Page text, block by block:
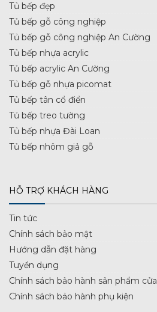
Tủ bếp đẹp
Tủ bếp gỗ công nghiệp
Tủ bếp gỗ công nghiệp An Cường
Tủ bếp nhựa acrylic
Tủ bếp acrylic An Cường
Tủ bếp gỗ nhựa picomat
Tủ bếp tân cổ điển
Tủ bếp treo tường
Tủ bếp nhựa Đài Loan
Tủ bếp nhôm giả gỗ
HỖ TRỢ KHÁCH HÀNG
Tin tức
Chính sách bảo mật
Hướng dẫn đặt hàng
Tuyển dụng
Chính sách bảo hành sản phẩm cửa
Chính sách bảo hành phụ kiện